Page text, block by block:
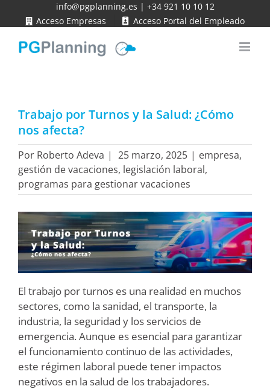
info@pgplanning.es | +34 921 10 10 12
Acceso Empresas
Acceso Portal del Empleado
Trabajo por Turnos y la Salud: ¿Cómo
nos afecta?
Por Roberto Adeva | 25 marzo, 2025 | empresa,
gestión de vacaciones, legislación laboral,
programas para gestionar vacaciones
El trabajo por turnos es una realidad en muchos
sectores, como la sanidad, el transporte, la
industria, la seguridad y los servicios de
emergencia. Aunque es esencial para garantizar
el funcionamiento continuo de las actividades,
este régimen laboral puede tener impactos
negativos en la salud de los trabajadores.